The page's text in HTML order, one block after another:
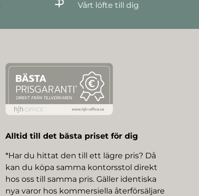
Vårt löfte till dig
Alltid till det bästa priset för dig
*Har du hittat den till ett lägre pris? Då
kan du köpa samma kontorsstol direkt
hos oss till samma pris. Gäller identiska
nya varor hos kommersiella återförsäljare